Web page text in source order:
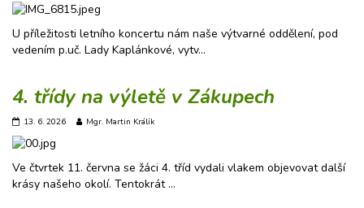
U příležitosti letního koncertu nám naše výtvarné oddělení, pod
vedením p.uč. Lady Kaplánkové, vytv…
4. třídy na výletě v Zákupech
13. 6. 2026 Mgr. Martin Králík
Ve čtvrtek 11. června se žáci 4. tříd vydali vlakem objevovat další
krásy našeho okolí. Tentokrát …